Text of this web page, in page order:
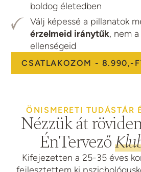
boldog életedben
Válj képessé a pillanatok
érzelmeid iránytűk, nem
ellenségeid
CSATLAKOZOM - 8.990,-
ÖNISMERETI TUDÁSTÁR
Nézzük át
ÉnTervező
Kifejezetten a 25-35 éves
fejlesztettem ki